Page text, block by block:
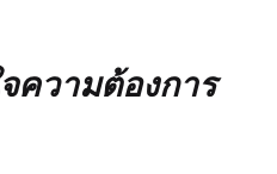
ความต้องการ